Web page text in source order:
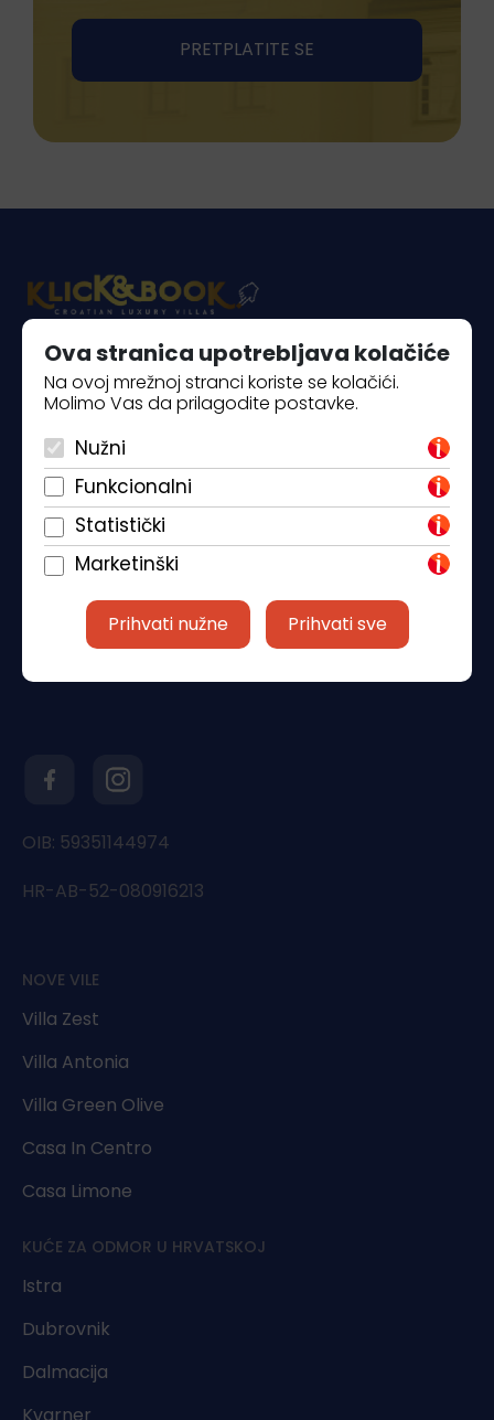
Ova stranica upotrebljava kolačiće
Na ovoj mrežnoj stranci koriste se kolačići.
Molimo Vas da prilagodite postavke.
Nužni
Funkcionalni
Statistički
Marketinški
Prihvati nužne Prihvati sve
Piantade 41, 52440 Poreč
+385 98 184 4015
info@klickandbook.com
OIB: 59351144974
HR-AB-52-080916213
NOVE VILE
Villa Zest
Villa Antonia
Villa Green Olive
Casa In Centro
Casa Limone
KUĆE ZA ODMOR U HRVATSKOJ
Istra
Dubrovnik
Dalmacija